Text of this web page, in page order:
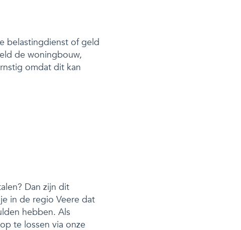
belastingdienst of geld
de woningbouw,
omdat dit kan
Dan zijn dit
in de regio Veere dat
hebben. Als
te lossen via onze